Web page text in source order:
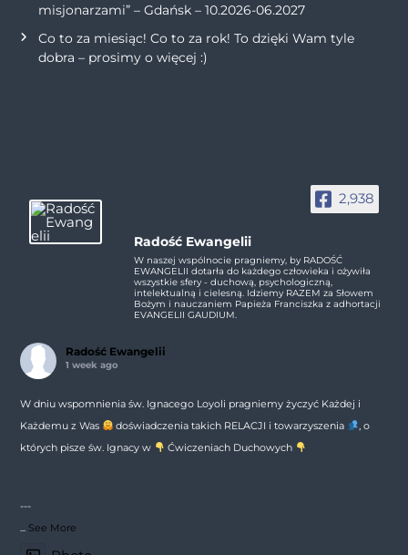
misjonarzami” – Gdańsk – 10.2026-06.2027
Co to za miesiąc! Co to za rok! To dzięki Wam tyle
dobra – prosimy o więcej :)
2,938
Radość Ewangelii
W naszej wspólnocie pragniemy, by RADOŚĆ
EWANGELII dotarła do każdego człowieka i ożywiła
wszystkie sfery - duchową, psychologiczną,
intelektualną i cielesną. Idziemy RAZEM za Słowem
Bożym i nauczaniem Papieża Franciszka z adhortacji
EVANGELII GAUDIUM.
Radość Ewangelii
1 week ago
W dniu wspomnienia św. Ignacego Loyoli pragniemy życzyć Każdej i
Każdemu z Was
doświadczenia takich RELACJI i towarzyszenia
, o
których pisze św. Ignacy w
Ćwiczeniach Duchowych
---
See More